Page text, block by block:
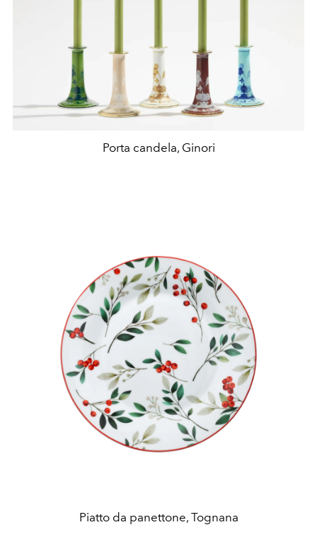
Porta candela, Ginori
Piatto da panettone, Tognana